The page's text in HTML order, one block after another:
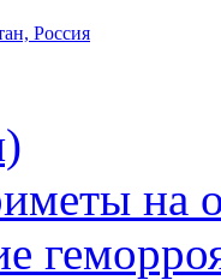
Россия
на